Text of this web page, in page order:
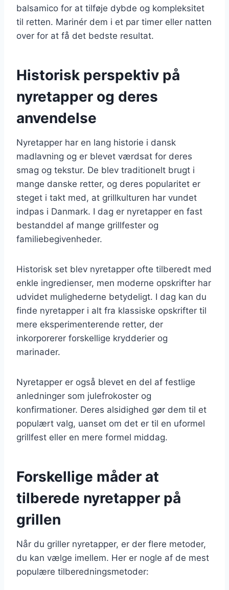
balsamico for at tilføje dybde og kompleksitet
til retten. Marinér dem i et par timer eller natten
over for at få det bedste resultat.
Historisk perspektiv på
nyretapper og deres
anvendelse
Nyretapper har en lang historie i dansk
madlavning og er blevet værdsat for deres
smag og tekstur. De blev traditionelt brugt i
mange danske retter, og deres popularitet er
steget i takt med, at grillkulturen har vundet
indpas i Danmark. I dag er nyretapper en fast
bestanddel af mange grillfester og
familiebegivenheder.
Historisk set blev nyretapper ofte tilberedt med
enkle ingredienser, men moderne opskrifter har
udvidet mulighederne betydeligt. I dag kan du
finde nyretapper i alt fra klassiske opskrifter til
mere eksperimenterende retter, der
inkorporerer forskellige krydderier og
marinader.
Nyretapper er også blevet en del af festlige
anledninger som julefrokoster og
konfirmationer. Deres alsidighed gør dem til et
populært valg, uanset om det er til en uformel
grillfest eller en mere formel middag.
Forskellige måder at
tilberede nyretapper på
grillen
Når du griller nyretapper, er der flere metoder,
du kan vælge imellem. Her er nogle af de mest
populære tilberedningsmetoder: